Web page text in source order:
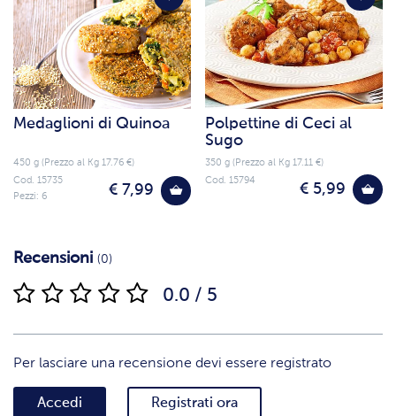
Medaglioni di Quinoa
450 g (Prezzo al Kg 17.76 €)
€ 7,99
Cod. 15735
Pezzi: 6
Polpettine di Ceci al
Sugo
350 g (Prezzo al Kg 17.11 €)
€ 5,99
Cod. 15794
Recensioni (0)
0.0 / 5
Per lasciare una recensione devi essere registrato
Accedi Registrati ora